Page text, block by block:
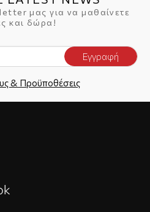
μας για να μαθαίνετε
και δώρα!
Εγγραφή
& Προϋποθέσεις